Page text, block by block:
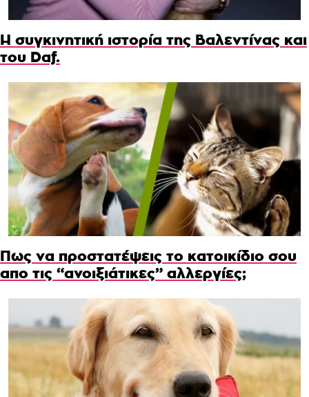
Η συγκινητική ιστορία της Βαλεντίνας και
του Daf.
Πως να προστατέψεις το κατοικίδιο σου
απο τις “ανοιξιάτικες” αλλεργίες;